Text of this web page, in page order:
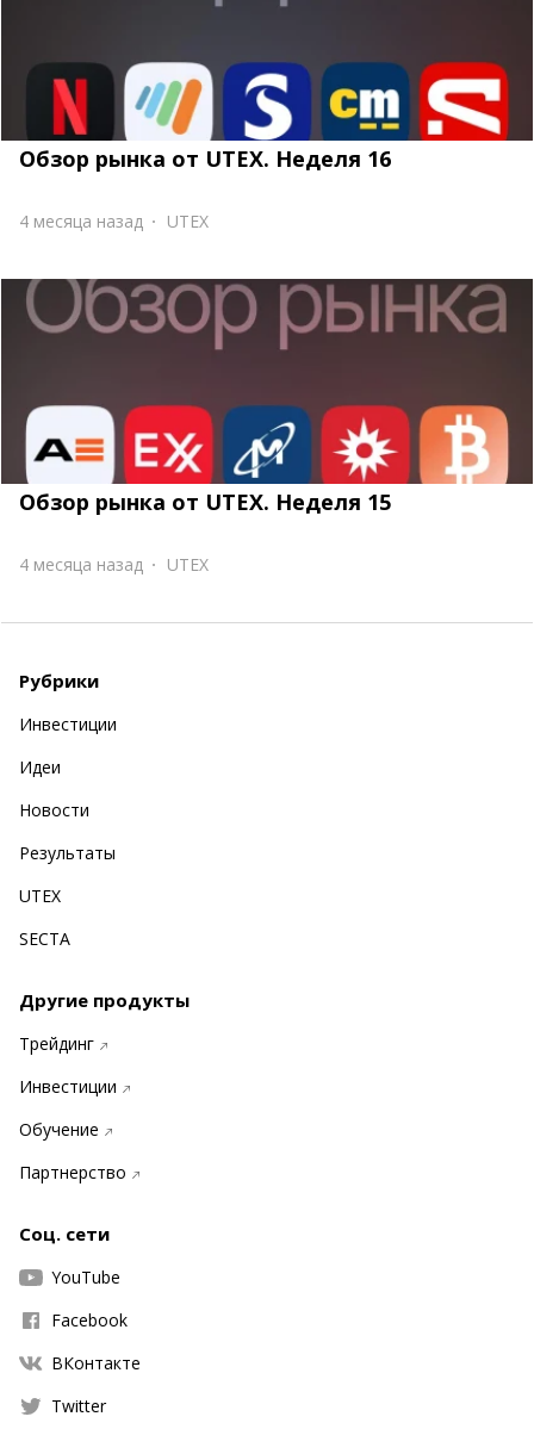
Обзор рынка от UTEX. Неделя 16
4 месяца назад UTEX
Обзор рынка от UTEX. Неделя 15
4 месяца назад UTEX
Рубрики
Инвестиции
Идеи
Новости
Результаты
UTEX
SECTA
Другие продукты
Трейдинг
Инвестиции
Обучение
Партнерство
Соц. сети
YouTube
Facebook
ВКонтакте
Twitter